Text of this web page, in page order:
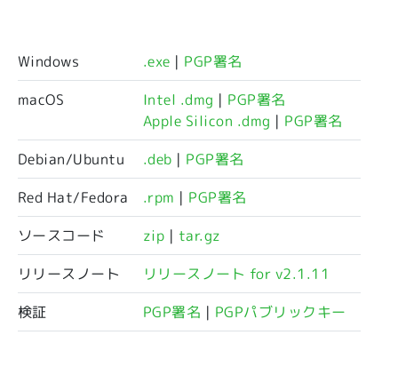
Windows .exe | PGP署名
macOS
Intel .dmg | PGP署名
Apple Silicon .dmg | PGP署名
Debian/Ubuntu
.deb | PGP署名
Red Hat/Fedora
.rpm | PGP署名
ソースコード
zip | tar.gz
リリースノート
リリースノート for v2.1.11
検証
PGP署名 | PGPパブリックキー